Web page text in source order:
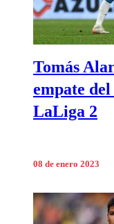
Tomás
empate
LaLiga 2
08 de enero 2023